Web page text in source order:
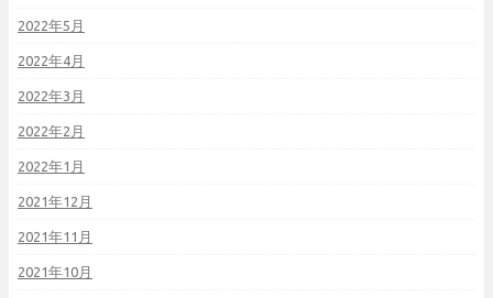
2022年5月
2022年4月
2022年3月
2022年2月
2022年1月
2021年12月
2021年11月
2021年10月